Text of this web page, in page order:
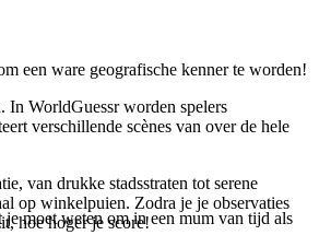
een ware geografische kenner te worden!
In WorldGuessr worden spelers
verschillende scènes van over de hele
van drukke stadsstraten tot serene
op winkelpuien. Zodra je je observaties
hoe hoger je score!
moet weten om in een mum van tijd als